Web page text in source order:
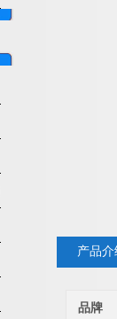
产品介
品牌